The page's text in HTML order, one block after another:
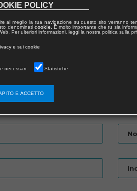
con noi
POLICY
al meglio la tua navigazione su questo sito verranno
denominati cookie. È molto importante che tu sia
Per ulteriori informazioni, leggi la nostra politica sulla
e sui cookie
necessari Statistiche
E ACCETTO